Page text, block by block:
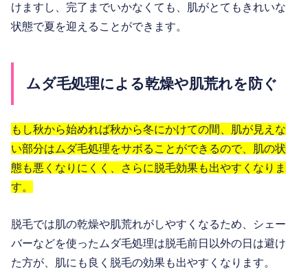
けますし、完了までいかなくても、肌がとてもきれいな
状態で夏を迎えることができます。
ムダ毛処理による乾燥や肌荒れを防ぐ
もし秋から始めれば秋から冬にかけての間、肌が見えな
い部分はムダ毛処理をサボることができるので、肌の状
態も悪くなりにくく、さらに脱毛効果も出やすくなりま
す。
脱毛では肌の乾燥や肌荒れがしやすくなるため、シェー
バーなどを使ったムダ毛処理は脱毛前日以外の日は避け
た方が、肌にも良く脱毛の効果も出やすくなります。